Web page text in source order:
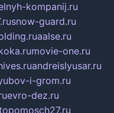
kompanij.ru
snow-guard.ru
aalse.ru
movie-one.ru
andreislyusar.ru
i-grom.ru
evro-dez.ru